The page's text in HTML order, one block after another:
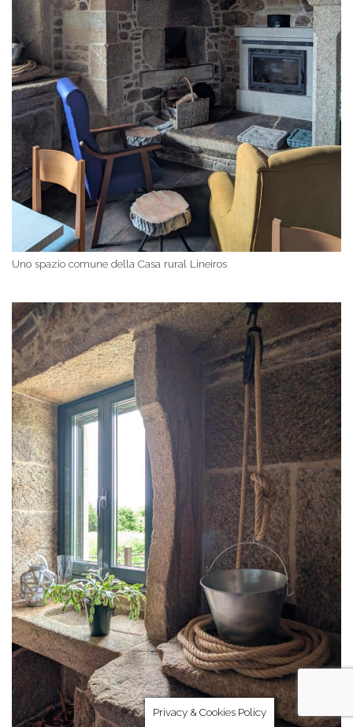
Uno spazio comune della Casa rural Lineiros
Privacy & Cookies Policy